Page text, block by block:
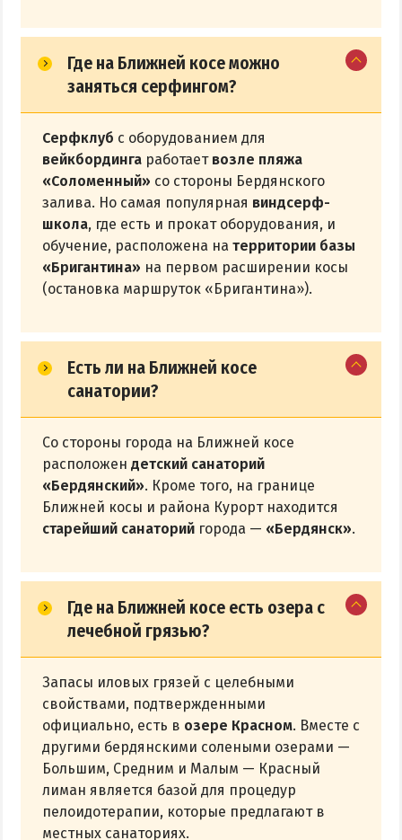
Где на Ближней косе можно
заняться серфингом?
Серфклуб с оборудованием для
вейкбординга работает возле пляжа
«Соломенный» со стороны Бердянского
залива. Но самая популярная виндсерф-
школа, где есть и прокат оборудования, и
обучение, расположена на территории базы
«Бригантина» на первом расширении косы
(остановка маршруток «Бригантина»).
Есть ли на Ближней косе
санатории?
Со стороны города на Ближней косе
расположен детский санаторий
«Бердянский». Кроме того, на границе
Ближней косы и района Курорт находится
старейший санаторий города — «Бердянск».
Где на Ближней косе есть озера с
лечебной грязью?
Запасы иловых грязей с целебными
свойствами, подтвержденными
официально, есть в озере Красном. Вместе с
другими бердянскими солеными озерами —
Большим, Средним и Малым — Красный
лиман является базой для процедур
пелоидотерапии, которые предлагают в
местных санаториях.